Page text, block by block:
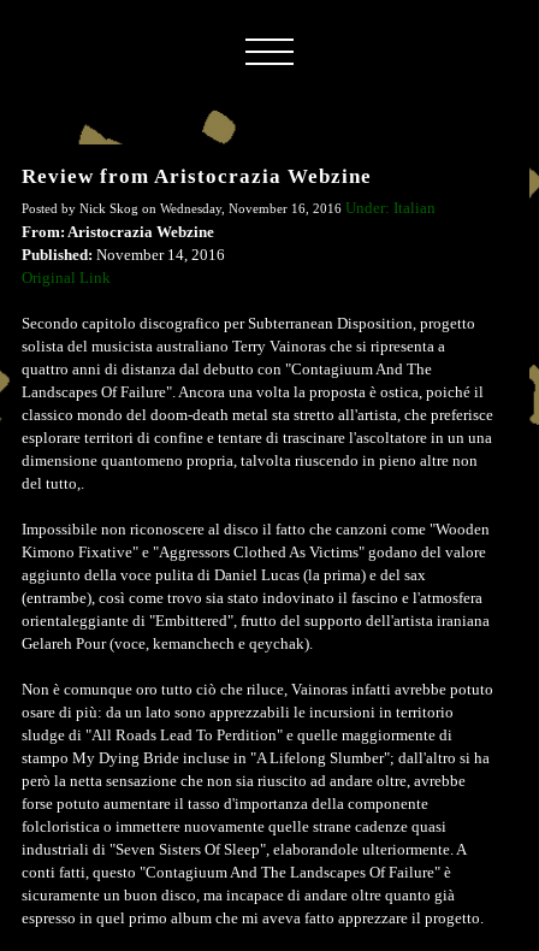
Review from Aristocrazia Webzine
Posted by Nick Skog on Wednesday, November 16, 2016 Under: Italian
From: Aristocrazia Webzine
Published: November 14, 2016
Original Link
Secondo capitolo discografico per Subterranean Disposition, progetto
solista del musicista australiano Terry Vainoras che si ripresenta a
quattro anni di distanza dal debutto con "Contagiuum And The
Landscapes Of Failure". Ancora una volta la proposta è ostica, poiché il
classico mondo del doom-death metal sta stretto all'artista, che preferisce
esplorare territori di confine e tentare di trascinare l'ascoltatore in un una
dimensione quantomeno propria, talvolta riuscendo in pieno altre non
del tutto,.
Impossibile non riconoscere al disco il fatto che canzoni come "Wooden
Kimono Fixative" e "Aggressors Clothed As Victims" godano del valore
aggiunto della voce pulita di Daniel Lucas (la prima) e del sax
(entrambe), così come trovo sia stato indovinato il fascino e l'atmosfera
orientaleggiante di "Embittered", frutto del supporto dell'artista iraniana
Gelareh Pour (voce, kemanchech e qeychak).
Non è comunque oro tutto ciò che riluce, Vainoras infatti avrebbe potuto
osare di più: da un lato sono apprezzabili le incursioni in territorio
sludge di "All Roads Lead To Perdition" e quelle maggiormente di
stampo My Dying Bride incluse in "A Lifelong Slumber"; dall'altro si ha
però la netta sensazione che non sia riuscito ad andare oltre, avrebbe
forse potuto aumentare il tasso d'importanza della componente
folcloristica o immettere nuovamente quelle strane cadenze quasi
industriali di "Seven Sisters Of Sleep", elaborandole ulteriormente. A
conti fatti, questo "Contagiuum And The Landscapes Of Failure" è
sicuramente un buon disco, ma incapace di andare oltre quanto già
espresso in quel primo album che mi aveva fatto apprezzare il progetto.